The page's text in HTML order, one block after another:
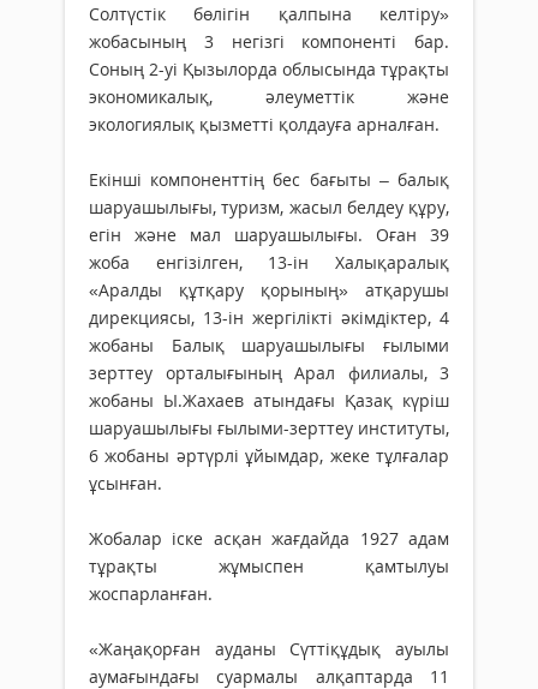
Солтүстік бөлігін қалпына келтіру»
жобасының 3 негізгі компоненті бар.
Соның 2-уі Қызылорда облысында тұрақты
экономикалық, әлеуметтік және
экологиялық қызметті қолдауға арналған.
Екінші компоненттің бес бағыты – балық
шаруашылығы, туризм, жасыл белдеу құру,
егін және мал шаруашылығы. Оған 39
жоба енгізілген, 13-ін Халықаралық
«Аралды құтқару қорының» атқарушы
дирекциясы, 13-ін жергілікті әкімдіктер, 4
жобаны Балық шаруашылығы ғылыми
зерттеу орталығының Арал филиалы, 3
жобаны Ы.Жахаев атындағы Қазақ күріш
шаруашылығы ғылыми-зерттеу институты,
6 жобаны әртүрлі ұйымдар, жеке тұлғалар
ұсынған.
Жобалар іске асқан жағдайда 1927 адам
тұрақты жұмыспен қамтылуы
жоспарланған.
«Жаңақорған ауданы Сүттіқұдық ауылы
аумағындағы суармалы алқаптарда 11